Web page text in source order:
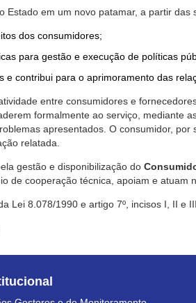
em um novo patamar, a partir das
dos consumidores;
para gestão e execução de políticas
contribui para o aprimoramento das
entre consumidores e
formalmente ao serviço, mediante
apresentados. O consumidor,
relatada.
gestão e disponibilização do
cooperação técnica, apoiam e atuam
Lei 8.078/1990 e artigo 7º, incisos I, II e